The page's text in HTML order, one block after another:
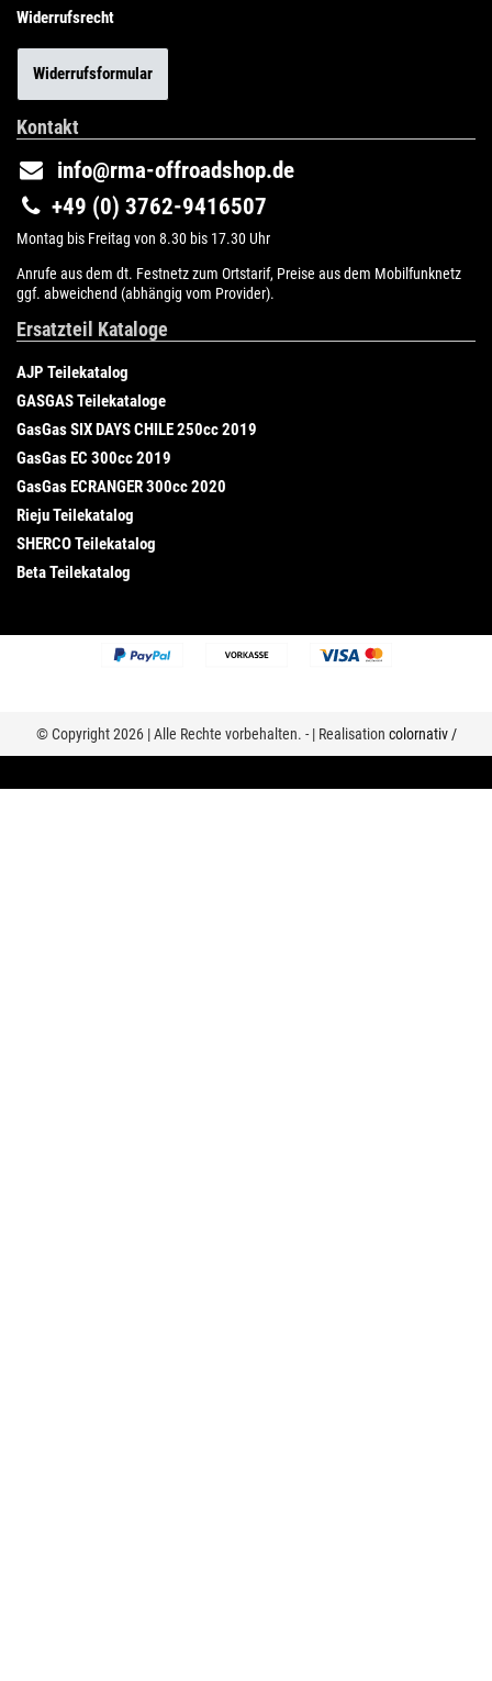
Widerrufsrecht
Widerrufsformular
Kontakt
info@rma-offroadshop.de
+49 (0) 3762-9416507
Montag bis Freitag von 8.30 bis 17.30 Uhr
Anrufe aus dem dt. Festnetz zum Ortstarif, Preise aus dem Mobilfunknetz
ggf. abweichend (abhängig vom Provider).
Ersatzteil Kataloge
AJP Teilekatalog
GASGAS Teilekataloge
GasGas SIX DAYS CHILE 250cc 2019
GasGas EC 300cc 2019
GasGas ECRANGER 300cc 2020
Rieju Teilekatalog
SHERCO Teilekatalog
Beta Teilekatalog
© Copyright 2026 | Alle Rechte vorbehalten. - | Realisation colornativ /